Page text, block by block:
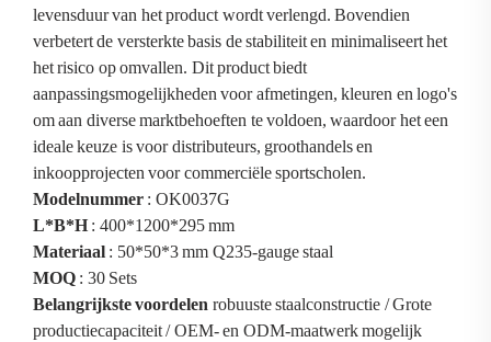
levensduur van het product wordt verlengd. Bovendien
verbetert de versterkte basis de stabiliteit en minimaliseert het
het risico op omvallen. Dit product biedt
aanpassingsmogelijkheden voor afmetingen, kleuren en logo's
om aan diverse marktbehoeften te voldoen, waardoor het een
ideale keuze is voor distributeurs, groothandels en
inkoopprojecten voor commerciële sportscholen.
Modelnummer : OK0037G
L*B*H: 400*1200*295 mm
Materiaal : 50*50*3 mm Q235-gauge staal
MOQ : 30 Sets
Belangrijkste voordelen robuuste staalconstructie / Grote
productiecapaciteit / OEM- en ODM-maatwerk mogelijk